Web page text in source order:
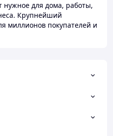
нужное для дома, работы,
Крупнейший
миллионов покупателей и